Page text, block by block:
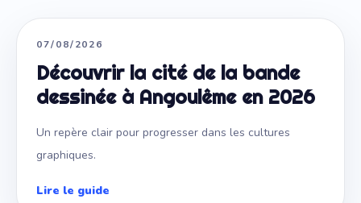
NARRATION VISUELLE
07/08/2026
Découvrir la cité de la bande
dessinée à Angoulême en 2026
Un repère clair pour progresser dans les cultures
graphiques.
Lire le guide